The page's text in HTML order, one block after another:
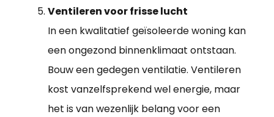
Ventileren voor frisse lucht
In een kwalitatief geïsoleerde woning kan
een ongezond binnenklimaat ontstaan.
Bouw een gedegen ventilatie. Ventileren
kost vanzelfsprekend wel energie, maar
het is van wezenlijk belang voor een